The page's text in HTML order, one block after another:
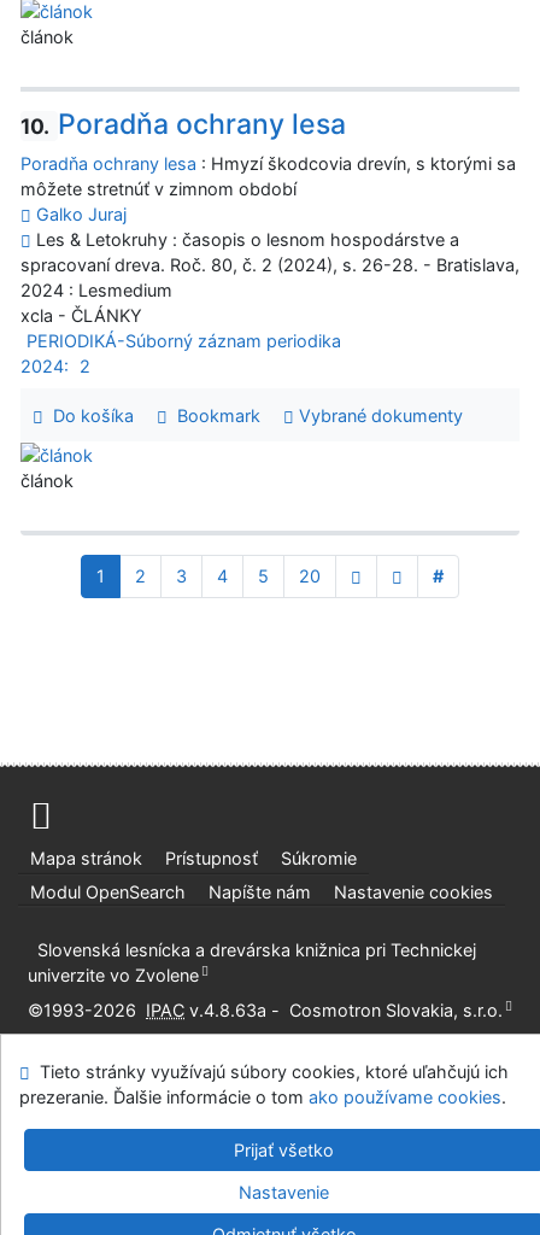
článok
10. Poradňa ochrany lesa
Poradňa ochrany lesa : Hmyzí škodcovia drevín, s ktorými sa
môžete stretnúť v zimnom období
Galko Juraj
Les & Letokruhy : časopis o lesnom hospodárstve a
spracovaní dreva. Roč. 80, č. 2 (2024), s. 26-28. - Bratislava,
2024 : Lesmedium
xcla - ČLÁNKY
PERIODIKÁ-Súborný záznam periodika
2024:
2
Do košíka Bookmark Vybrané dokumenty
článok
1 2 3 4 5 20 #
Mapa stránok Prístupnosť
Súkromie
Modul OpenSearch
Napíšte nám Nastavenie cookies
Slovenská lesnícka a drevárska knižnica pri Technickej
univerzite vo Zvolene
©1993-2026 IPAC v.4.8.63a - Cosmotron Slovakia, s.r.o.
Tieto stránky využívajú súbory cookies, ktoré uľahčujú ich
prezeranie. Ďalšie informácie o tom ako používame cookies.
Prijať všetko
Nastavenie